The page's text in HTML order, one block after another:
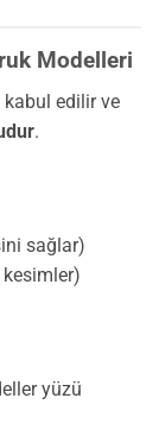
Modelleri
edilir ve
.
sağlar)
yüzü